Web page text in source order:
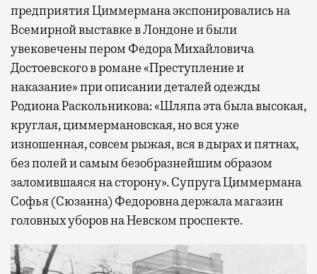
предприятия Циммермана экспонировались на
Всемирной выставке в Лондоне и были
увековечены пером Федора Михайловича
Достоевского в романе «Преступление и
наказание» при описании деталей одежды
Родиона Раскольникова: «Шляпа эта была высокая,
круглая, циммермановская, но вся уже
изношенная, совсем рыжая, вся в дырах и пятнах,
без полей и самым безобразнейшим образом
заломившаяся на сторону». Супруга Циммермана
Софья (Сюзанна) Федоровна держала магазин
головных уборов на Невском проспекте.